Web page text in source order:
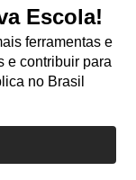
Escola!
ferramentas e
e contribuir para
no Brasil